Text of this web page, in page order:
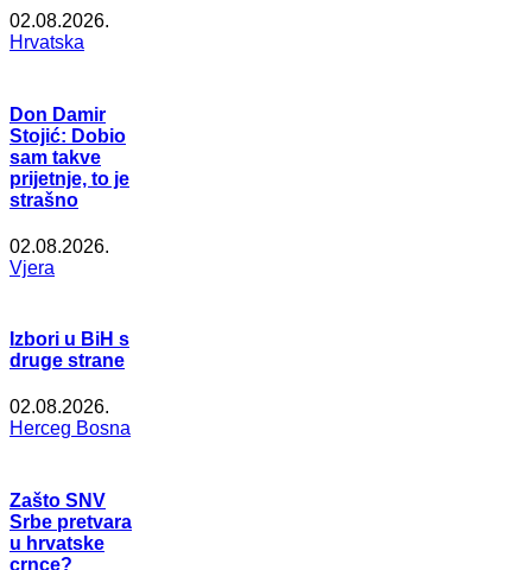
02.08.2026.
Hrvatska
Don Damir
Stojić: Dobio
sam takve
prijetnje, to je
strašno
02.08.2026.
Vjera
Izbori u BiH s
druge strane
02.08.2026.
Herceg Bosna
Zašto SNV
Srbe pretvara
u hrvatske
crnce?